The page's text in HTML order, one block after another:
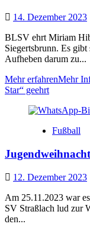
14. Dezember 2023
BLSV ehrt Miriam
Siegertsbrunn. Es
Aufheben darum zu...
Mehr erfahrenMehr
Star“ geehrt
Fußball
12. Dezember 2023
Am 25.11.2023 war
SV Straßlach lud zur
den...